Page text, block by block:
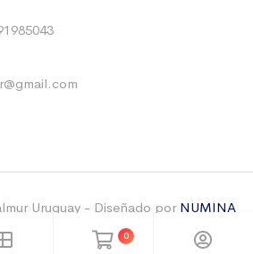
Uruguay - Diseñado por NUMINA
-Todos los derechos reservados
0